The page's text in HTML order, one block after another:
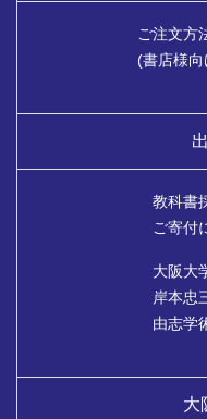
ご注文方
(書店様
教科書
ご寄付
大阪大
岸本忠
由志学
大